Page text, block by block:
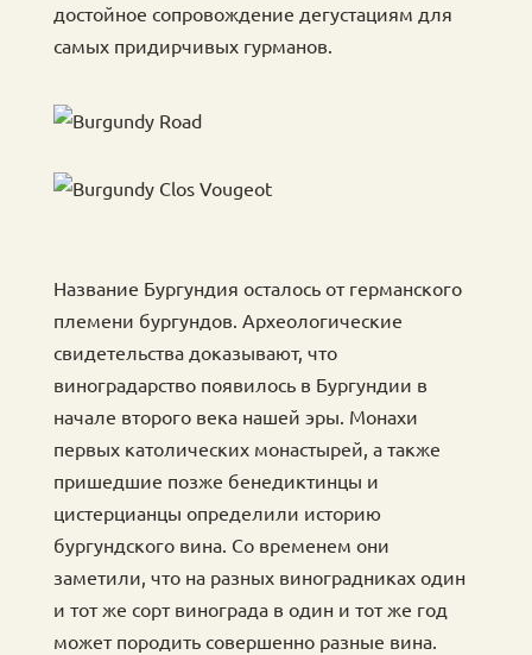
достойное сопровождение дегустациям для
самых придирчивых гурманов.
Название Бургундия осталось от германского
племени бургундов. Археологические
свидетельства доказывают, что
виноградарство появилось в Бургундии в
начале второго века нашей эры. Монахи
первых католических монастырей, а также
пришедшие позже бенедиктинцы и
цистерцианцы определили историю
бургундского вина. Со временем они
заметили, что на разных виноградниках один
и тот же сорт винограда в один и тот же год
может породить совершенно разные вина.